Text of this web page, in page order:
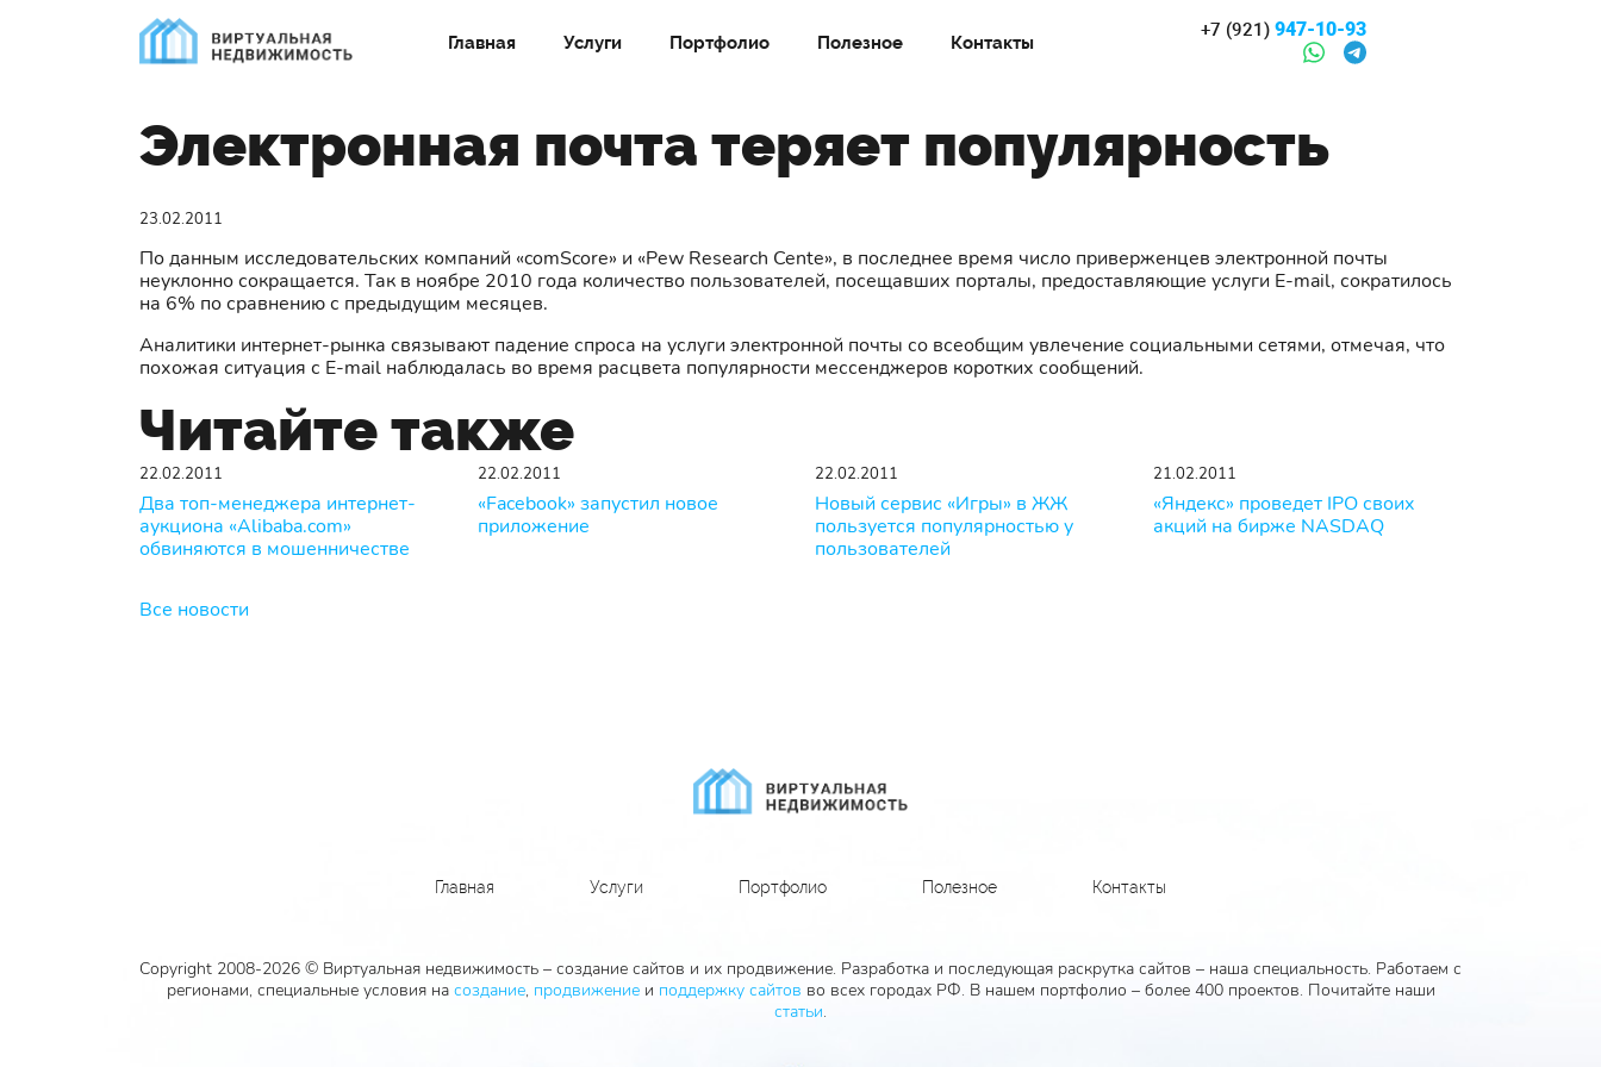
Главная Услуги Портфолио Полезное Контакты
+7 (921) 947-10-93
Электронная почта теряет популярность
23.02.2011
По данным исследовательских компаний «comScore» и «Pew Research Cente», в последнее время число приверженцев электронной почты
неуклонно сокращается. Так в ноябре 2010 года количество пользователей, посещавших порталы, предоставляющие услуги E-mail, сократилось
на 6% по сравнению с предыдущим месяцев.
Аналитики интернет-рынка связывают падение спроса на услуги электронной почты со всеобщим увлечение социальными сетями, отмечая, что
похожая ситуация с E-mail наблюдалась во время расцвета популярности мессенджеров коротких сообщений.
Читайте также
22.02.2011
Два топ-менеджера интернет-
аукциона «Alibaba.com»
обвиняются в мошенничестве
22.02.2011
«Facebook» запустил новое
приложение
22.02.2011
Новый сервис «Игры» в ЖЖ
пользуется популярностью у
пользователей
21.02.2011
«Яндекс» проведет IPO своих
акций на бирже NASDAQ
Все новости
Главная Услуги Портфолио Полезное Контакты
Copyright 2008-2026 © Виртуальная недвижимость – создание сайтов и их продвижение. Разработка и последующая раскрутка сайтов – наша специальность. Работаем с
регионами, специальные условия на создание, продвижениеи поддержку сайтов во всех городах РФ. В нашем портфолио – более 400 проектов. Почитайте наши
статьи.